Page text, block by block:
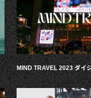
MIND TRAVEL 2023 ダイ